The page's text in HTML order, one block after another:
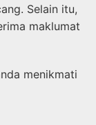
Selain itu,
maklumat
menikmati